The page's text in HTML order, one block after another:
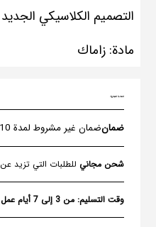
التصميم الكلاسيكي الجديد
مادة: زاماك
العلامة التجارية:
ضمانضمان غير مشروط لمدة 10 سنوات
شحن مجاني للطلبات التي تزيد عن 20 مليون تومان
وقت التسليم: من 3 إلى 7 أيام عمل